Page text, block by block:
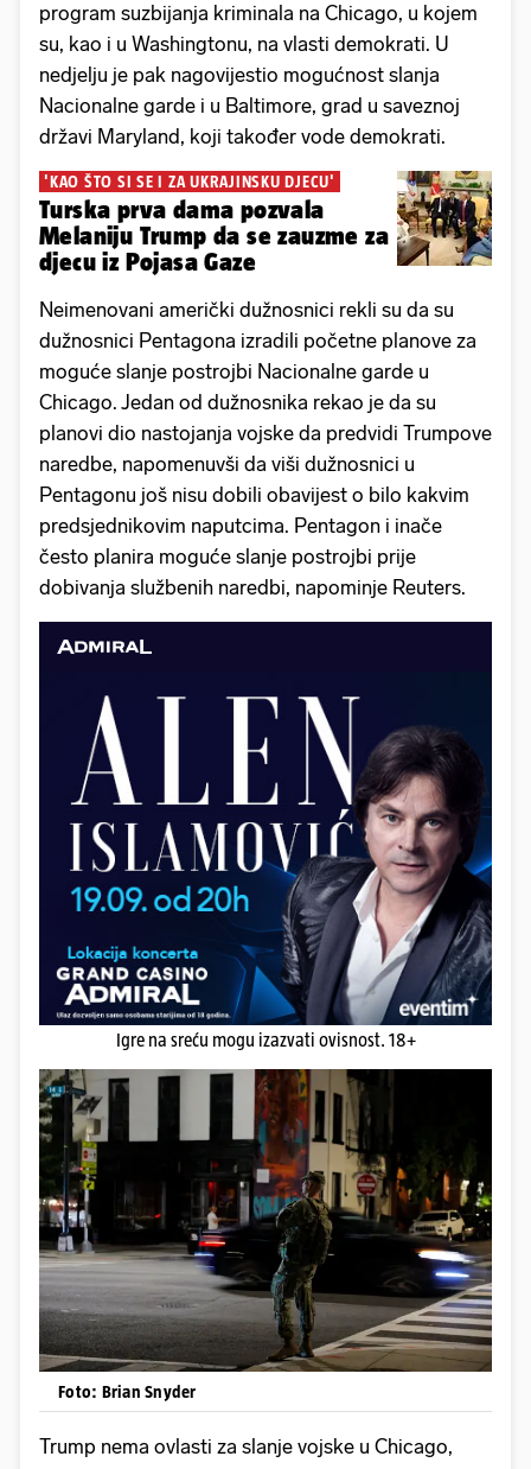
program suzbijanja kriminala na Chicago, u kojem
su, kao i u Washingtonu, na vlasti demokrati. U
nedjelju je pak nagovijestio mogućnost slanja
Nacionalne garde i u Baltimore, grad u saveznoj
državi Maryland, koji također vode demokrati.
'KAO ŠTO SI SE I ZA UKRAJINSKU DJECU'
Turska prva dama pozvala
Melaniju Trump da se zauzme za
djecu iz Pojasa Gaze
Neimenovani američki dužnosnici rekli su da su
dužnosnici Pentagona izradili početne planove za
moguće slanje postrojbi Nacionalne garde u
Chicago. Jedan od dužnosnika rekao je da su
planovi dio nastojanja vojske da predvidi Trumpove
naredbe, napomenuvši da viši dužnosnici u
Pentagonu još nisu dobili obavijest o bilo kakvim
predsjednikovim naputcima. Pentagon i inače
često planira moguće slanje postrojbi prije
dobivanja službenih naredbi, napominje Reuters.
Igre na sreću mogu izazvati ovisnost. 18+
Foto: Brian Snyder
Trump nema ovlasti za slanje vojske u Chicago,